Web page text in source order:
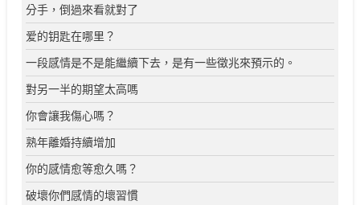
分手，倒過來看就對了
爱的钥匙在哪里？
一段感情是不是能繼續下去，是有一些徵兆來預示的。
對另一半的期望太高嗎
你會讓我傷心嗎？
熟年離婚持續增加
你的感情愈等愈久嗎？
破壞你們感情的壞習慣